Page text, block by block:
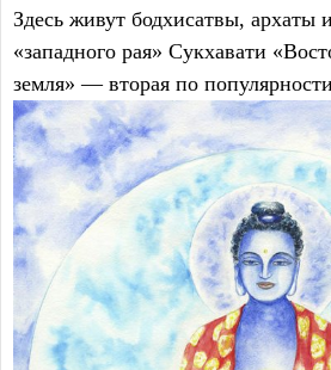
Здесь живут бодхисатвы, архаты
«западного рая» Сукхавати
земля» — вторая по